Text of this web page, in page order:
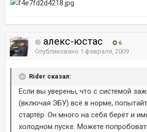
алекс-юстас 6
Опубликовано 1 февраля, 2009
Rider сказал:
Если вы уверены, что с системой
(включая ЭБУ) всё в норме,
стартёр. Он много на себя берёт и
холодном пуске. Можете